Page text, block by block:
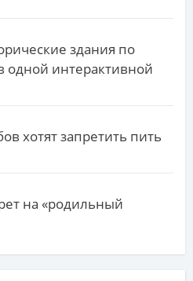
здания по
одной интерактивной
хотят запретить пить
на «родильный